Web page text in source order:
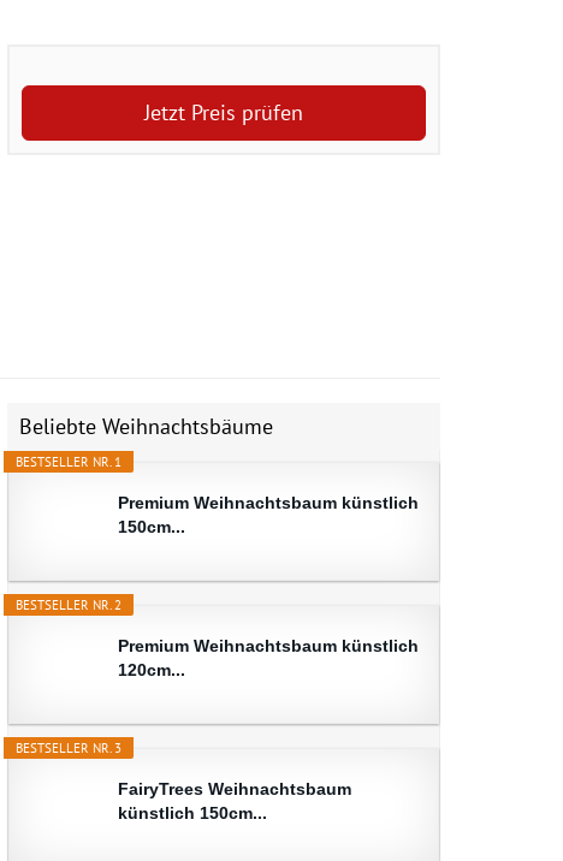
Jetzt Preis prüfen
Beliebte Weihnachtsbäume
BESTSELLER NR. 1
Premium Weihnachtsbaum künstlich
150cm...
BESTSELLER NR. 2
Premium Weihnachtsbaum künstlich
120cm...
BESTSELLER NR. 3
FairyTrees Weihnachtsbaum
künstlich 150cm...